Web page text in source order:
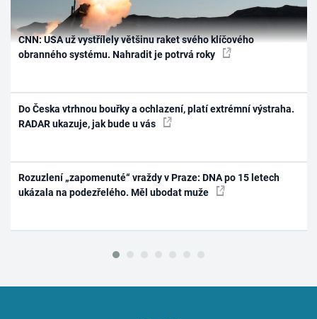
CNN: USA už vystřílely většinu raket svého klíčového
obranného systému. Nahradit je potrvá roky
Do Česka vtrhnou bouřky a ochlazení, platí extrémní výstraha.
RADAR ukazuje, jak bude u vás
Rozuzlení „zapomenuté“ vraždy v Praze: DNA po 15 letech
ukázala na podezřelého. Měl ubodat muže